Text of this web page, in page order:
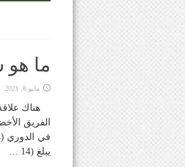
ما هو سر
مايو 8, 2021
يبلغ (14 ...